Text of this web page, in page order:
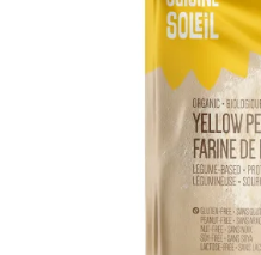
ADD TO CART